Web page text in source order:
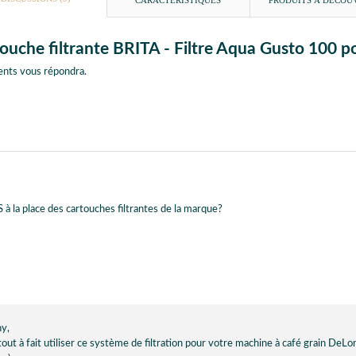
filtrante BRITA - Filtre Aqua Gusto 100
vous répondra.
la place des cartouches filtrantes de la marque?
à fait utiliser ce système de filtration pour votre machine à café grain